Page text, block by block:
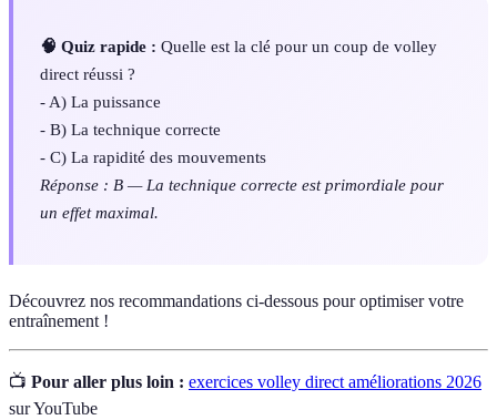
🧠 Quiz rapide : Quelle est la clé pour un coup de volley
direct réussi ?
- A) La puissance
- B) La technique correcte
- C) La rapidité des mouvements
Réponse : B — La technique correcte est primordiale pour
un effet maximal.
Découvrez nos recommandations ci-dessous pour optimiser votre
entraînement !
📺 Pour aller plus loin : exercices volley direct améliorations 2026
sur YouTube